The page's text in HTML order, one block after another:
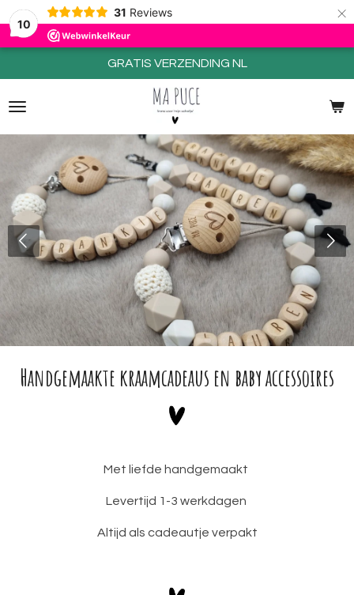
10
31 Reviews ×
GRATIS VERZENDING NL
Handgemaakte kraamcadeaus en baby accessoires
Met liefde handgemaakt
Levertijd 1-3 werkdagen
Altijd als cadeautje verpakt